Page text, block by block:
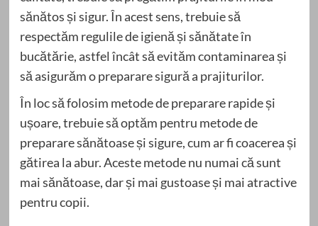
sănătos și sigur. În acest sens, trebuie să
respectăm regulile de igienă și sănătate în
bucătărie, astfel încât să evităm contaminarea și
să asigurăm o preparare sigură a prajiturilor.
În loc să folosim metode de preparare rapide și
ușoare, trebuie să optăm pentru metode de
preparare sănătoase și sigure, cum ar fi coacerea și
gătirea la abur. Aceste metode nu numai că sunt
mai sănătoase, dar și mai gustoase și mai atractive
pentru copii.